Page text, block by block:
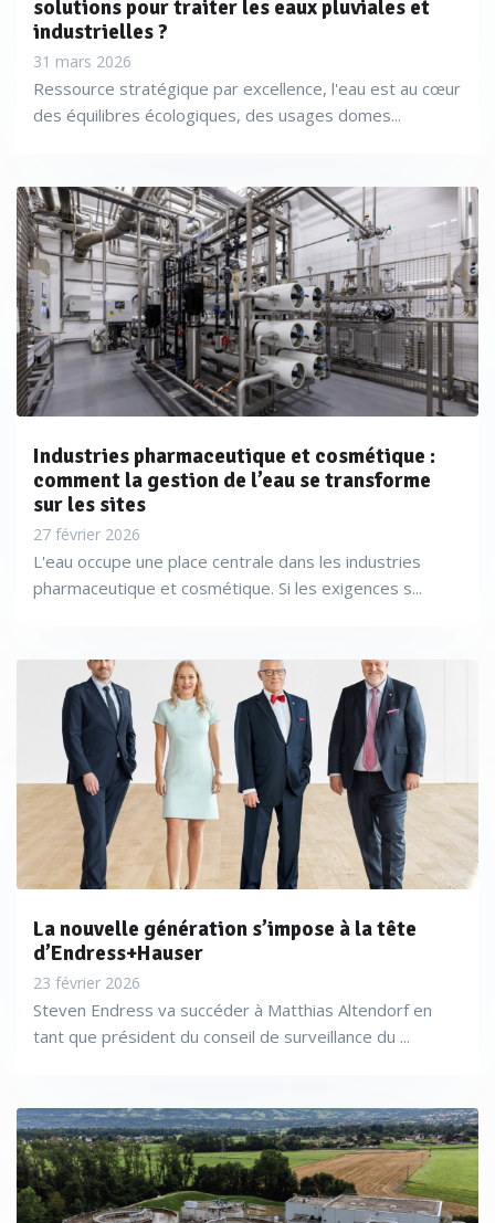
solutions pour traiter les eaux pluviales et
industrielles ?
31 mars 2026
Ressource stratégique par excellence, l'eau est au cœur
des équilibres écologiques, des usages domes...
Industries pharmaceutique et cosmétique :
comment la gestion de l’eau se transforme
sur les sites
27 février 2026
L'eau occupe une place centrale dans les industries
pharmaceutique et cosmétique. Si les exigences s...
La nouvelle génération s’impose à la tête
d’Endress+Hauser
23 février 2026
Steven Endress va succéder à Matthias Altendorf en
tant que président du conseil de surveillance du ...